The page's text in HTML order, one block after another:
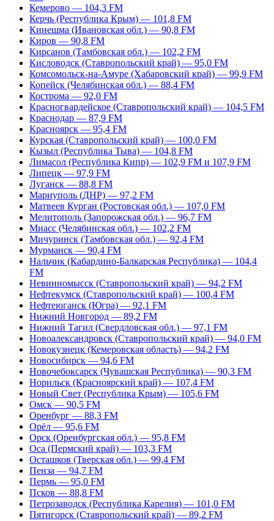
Кемерово — 104,3 FM
Керчь (Республика Крым) — 101,8 FM
Кинешма (Ивановская обл.) — 90,8 FM
Киров — 90,8 FM
Кирсанов (Тамбовская обл.) — 102,2 FM
Кисловодск (Ставропольский край) — 95,0 FM
Комсомольск-на-Амуре (Хабаровский край) — 99,9 FM
Копейск (Челябинская обл.) — 88,4 FM
Кострома — 92,0 FM
Красногвардейское (Ставропольский край) — 104,5 FM
Краснодар — 87,9 FM
Красноярск — 95,4 FM
Курская (Ставропольский край) — 100,0 FM
Кызыл (Республика Тыва) — 104,8 FM
Лимасол (Республика Кипр) — 102,9 FM и 107,9 FM
Липецк — 97,9 FM
Луганск — 88,8 FM
Мариуполь (ДНР) — 97,2 FM
Матвеев Курган (Ростовская обл.) — 107,0 FM
Мелитополь (Запорожская обл.) — 96,7 FM
Миасс (Челябинская обл.) — 102,2 FM
Мичуринск (Тамбовская обл.) — 92,4 FM
Мурманск — 90,4 FM
Нальчик (Кабардино-Балкарская Республика) — 104,4
FM
Невинномысск (Ставропольский край) — 94,2 FM
Нефтекумск (Ставропольский край) — 100,4 FM
Нефтеюганск (Югра) — 92,1 FM
Нижний Новгород — 89,2 FM
Нижний Тагил (Свердловская обл.) — 97,1 FM
Новоалександровск (Ставропольский край) — 94,0 FM
Новокузнецк (Кемеровская область) — 94,2 FM
Новосибирск — 94,6 FM
Новочебоксарск (Чувашская Республика) — 90,3 FM
Норильск (Красноярский край) — 107,4 FM
Новый Свет (Республика Крым) — 105,6 FM
Омск — 90,5 FM
Оренбург — 88,3 FM
Орёл — 95,6 FM
Орск (Оренбургская обл.) — 95,8 FM
Оса (Пермский край) — 103,3 FM
Осташков (Тверская обл.) — 99,4 FM
Пенза — 94,7 FM
Пермь — 95,0 FM
Псков — 88,8 FM
Петрозаводск (Республика Карелия) — 101,0 FM
Пятигорск (Ставропольский край) — 89,2 FM